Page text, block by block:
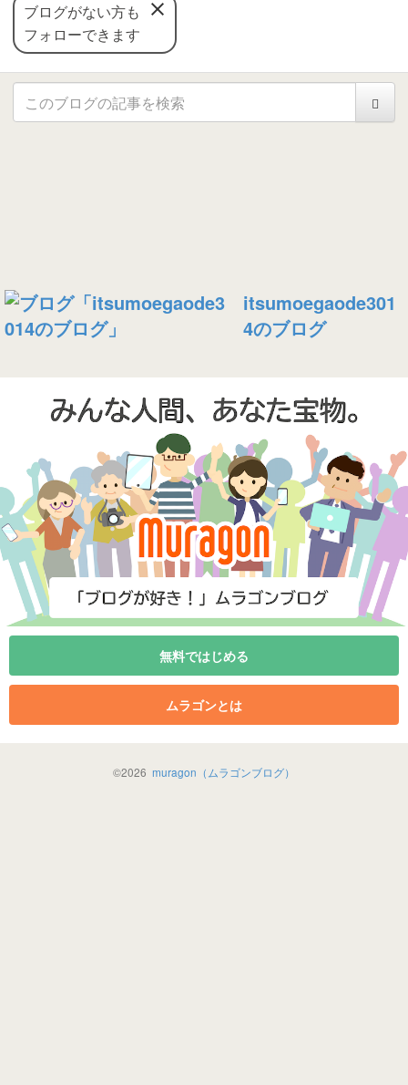
ブログがない方も
フォローできます
itsumoegaode301
4のブログ
無料ではじめる
ムラゴンとは
©2026 muragon（ムラゴンブログ）